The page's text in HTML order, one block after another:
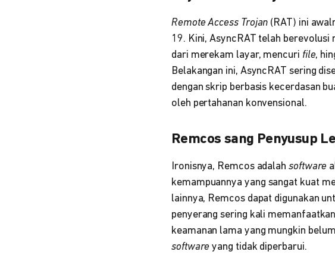
Remote Access Trojan (RAT) ini
19. Kini, AsyncRAT telah berevolusi
dari merekam layar, mencuri file,
Belakangan ini, AsyncRAT sering
dengan skrip berbasis kecerdasan
oleh pertahanan konvensional.
Remcos sang Penyusup
Ironisnya, Remcos adalah software
kemampuannya yang sangat kuat
lainnya, Remcos dapat digunakan
penyerang sering kali
keamanan lama yang mungkin
software yang tidak diperbarui.